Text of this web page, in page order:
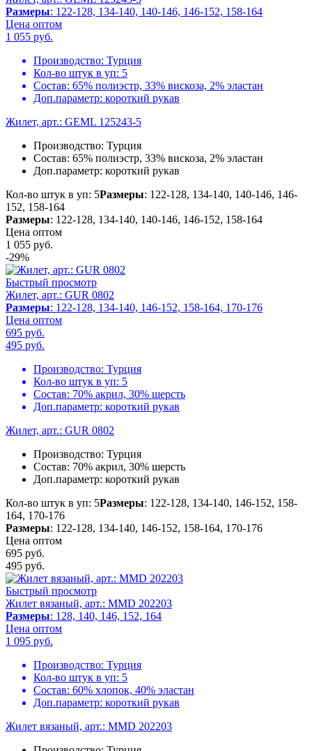
Размеры: 122-128, 134-140, 140-146, 146-152, 158-164
Цена оптом
1 055 руб.
Производство: Турция
Кол-во штук в уп: 5
Состав: 65% полиэстр, 33% вискоза, 2% эластан
Доп.параметр: короткий рукав
Жилет, арт.: GEML 125243-5
Производство: Турция
Состав: 65% полиэстр, 33% вискоза, 2% эластан
Доп.параметр: короткий рукав
Кол-во штук в уп: 5Размеры: 122-128, 134-140, 140-146, 146-
152, 158-164
Размеры: 122-128, 134-140, 140-146, 146-152, 158-164
Цена оптом
1 055 руб.
-29%
Быстрый просмотр
Жилет, арт.: GUR 0802
Размеры: 122-128, 134-140, 146-152, 158-164, 170-176
Цена оптом
695 руб.
495 руб.
Производство: Турция
Кол-во штук в уп: 5
Состав: 70% акрил, 30% шерсть
Доп.параметр: короткий рукав
Жилет, арт.: GUR 0802
Производство: Турция
Состав: 70% акрил, 30% шерсть
Доп.параметр: короткий рукав
Кол-во штук в уп: 5Размеры: 122-128, 134-140, 146-152, 158-
164, 170-176
Размеры: 122-128, 134-140, 146-152, 158-164, 170-176
Цена оптом
695 руб.
495 руб.
Быстрый просмотр
Жилет вязаный, арт.: MMD 202203
Размеры: 128, 140, 146, 152, 164
Цена оптом
1 095 руб.
Производство: Турция
Кол-во штук в уп: 5
Состав: 60% хлопок, 40% эластан
Доп.параметр: короткий рукав
Жилет вязаный, арт.: MMD 202203